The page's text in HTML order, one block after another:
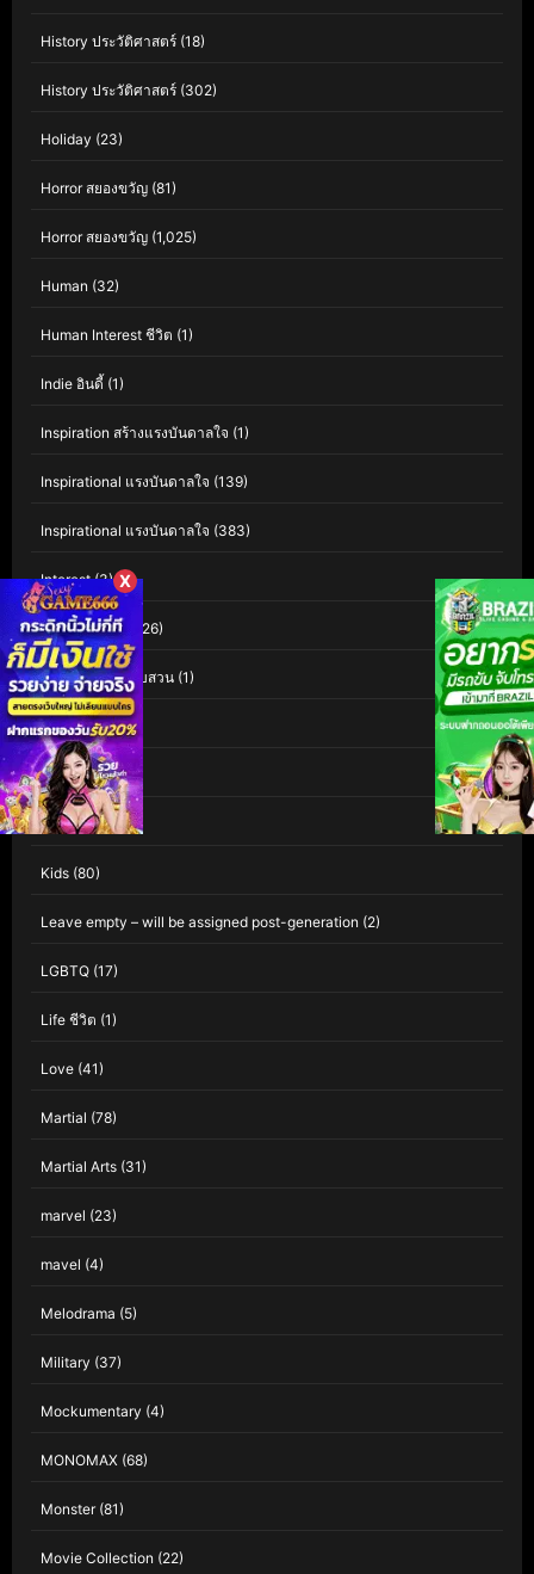
History ประวัติศาสตร์ (18)
History ประวัติศาสตร์ (302)
Holiday (23)
Horror สยองขวัญ (81)
Horror สยองขวัญ (1,025)
Human (32)
Human Interest ชีวิต (1)
Indie อินดี้ (1)
Inspiration สร้างแรงบันดาลใจ (1)
Inspirational แรงบันดาลใจ (139)
Inspirational แรงบันดาลใจ (383)
Interest(3)
Investigation (126)
Investigation สืบสวน (1)
iQIYI(60)
Isekai(1)
Kaiju(1)
Kids (80)
Leave empty – will be assigned post-generation (2)
LGBTQ (17)
Life ชีวิต (1)
Love (41)
Martial (78)
Martial Arts (31)
marvel (23)
mavel (4)
Melodrama (5)
Military (37)
Mockumentary (4)
MONOMAX (68)
Monster(81)
Movie Collection (22)
X